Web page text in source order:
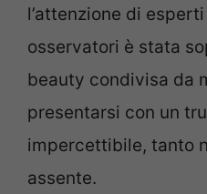
l’attenzione di
osservatori è stata
beauty condivisa da
presentarsi con un
impercettibile, tanto
assente.